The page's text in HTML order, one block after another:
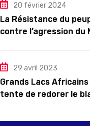
20 février 2024
La Résistance du
contre l’agression du
29 avril 2023
Grands Lacs Africains
tente de redorer le